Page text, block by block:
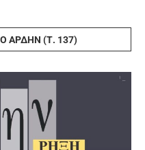
ΆΡΔΗΝ (Τ. 137)